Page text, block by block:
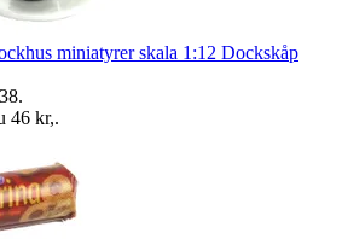
miniatyrer skala 1:12 Dockskåp
.
46 kr,.